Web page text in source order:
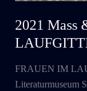
2021 Mass
FRAUEN IM
Literaturmuseum